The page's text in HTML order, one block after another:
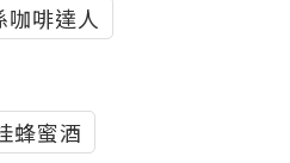
咖啡達人
蜂蜜酒